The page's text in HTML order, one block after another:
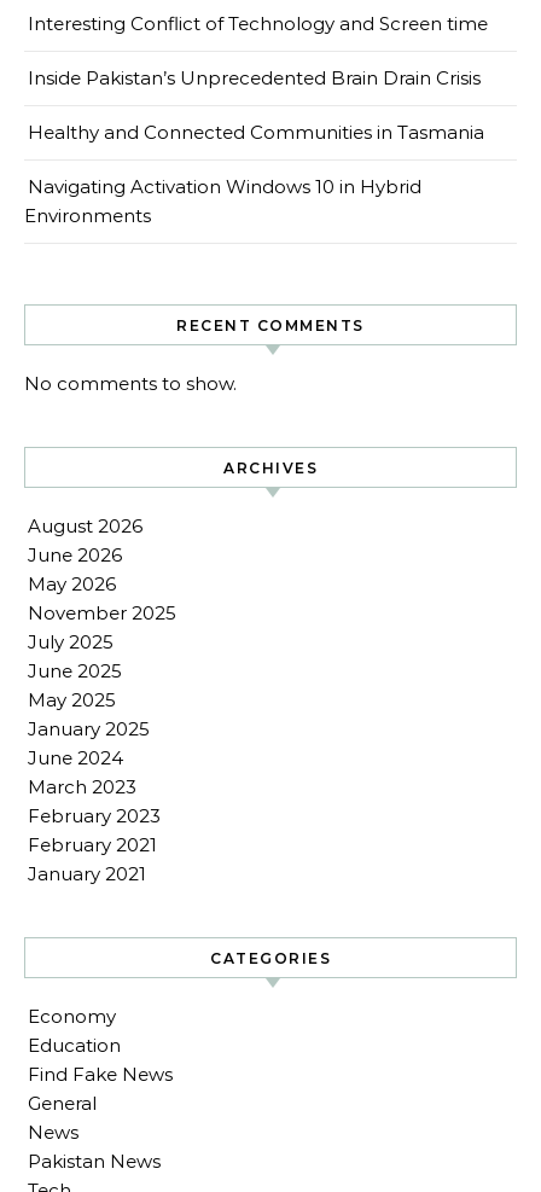
Interesting Conflict of Technology and Screen time
Inside Pakistan’s Unprecedented Brain Drain Crisis
Healthy and Connected Communities in Tasmania
Navigating Activation Windows 10 in Hybrid
Environments
RECENT COMMENTS
No comments to show.
ARCHIVES
August 2026
June 2026
May 2026
November 2025
July 2025
June 2025
May 2025
January 2025
June 2024
March 2023
February 2023
February 2021
January 2021
CATEGORIES
Economy
Education
Find Fake News
General
News
Pakistan News